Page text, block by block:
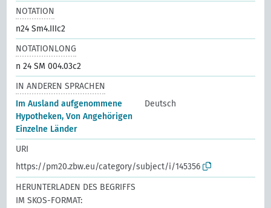
NOTATION
n24 Sm4.IIIc2
NOTATIONLONG
n 24 SM 004.03c2
IN ANDEREN SPRACHEN
Im Ausland aufgenommene
Hypotheken, Von Angehörigen
Einzelne Länder
Deutsch
URI
https://pm20.zbw.eu/category/subject/i/145356
HERUNTERLADEN DES BEGRIFFS
IM SKOS-FORMAT: